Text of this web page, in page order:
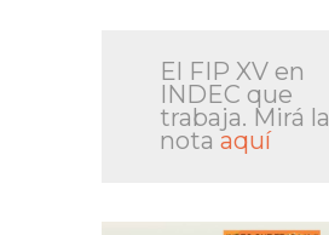
El FIP XV en
INDEC que
trabaja. Mirá la
nota aquí